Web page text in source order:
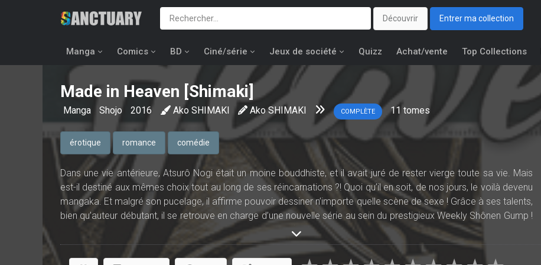
Découvrir Entrer ma collection
Manga Comics BD Ciné/série Jeux de société Quizz Achat/vente Top Collections
Made in Heaven [Shimaki]
Manga Shojo 2016 Ako SHIMAKI Ako SHIMAKI COMPLÈTE 11 tomes
érotique romance comédie
Dans une vie antérieure, Atsurô Nogi était un moine bouddhiste, et il avait juré de rester vierge toute sa vie. Mais
est-il destiné aux mêmes choix tout au long de ses réincarnations ?! Quoi qu’il en soit, de nos jours, le voilà devenu
mangaka. Et malgré son pucelage, il affirme pouvoir dessiner n’importe quelle scène de sexe ! Grâce à ses talents,
bien qu’auteur débutant, il se retrouve en charge d’une nouvelle série au sein du prestigieux Weekly Shônen Gump !
C’est alors que Kanade, jeune femme à la très (très très) forte poitrine, devient son assistante. D’abord hypnotisé
par les attributs de la demoiselle, il réalise très vite que pour pouvoir dessiner de voluptueux mamelons bien
réalistes, il va devoir en palper avant... Tout cela par pur professionnalisme, bien évidemment ! il lui demande alors